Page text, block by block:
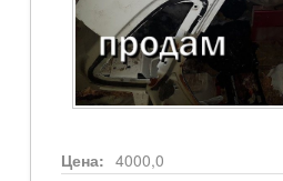
Цена: 4000,0